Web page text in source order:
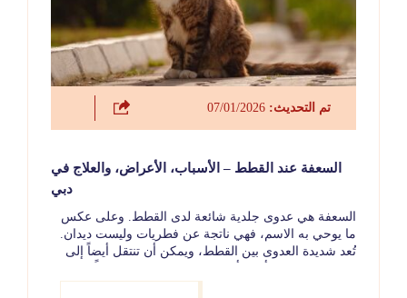
تم التحديث:
السعفة عند القطط – الأسباب، الأعراض، والعلاج في
دبي
السعفة هي عدوى جلدية شائعة لدى القطط. وعلى عكس
ما يوحي به الاسم، فهي ناتجة عن فطريات وليست ديدان.
تُعد شديدة العدوى بين القطط، ويمكن أن تنتقل أيضاً إلى
تسبب المرض بقعاً من تساقط الشعر مع جلد متقشر، وقد